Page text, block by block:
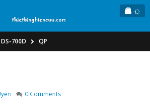
700D QP
0 Comments